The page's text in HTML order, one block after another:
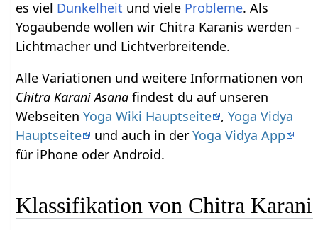
es viel Dunkelheit und viele Probleme. Als
Yogaübende wollen wir Chitra Karanis werden -
Lichtmacher und Lichtverbreitende.
Alle Variationen und weitere Informationen von
Chitra Karani Asana findest du auf unseren
WebseitenYoga Wiki Hauptseite ,Yoga Vidya
Hauptseite
und auch in derYoga Vidya App
für iPhone oder Android.
Klassifikation von Chitra Karani